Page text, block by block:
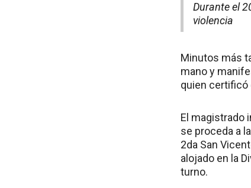
Durante el
violencia
Minutos más
mano y
quien certificó
El magistrado
se proceda a
2da San
alojado en la
turno.